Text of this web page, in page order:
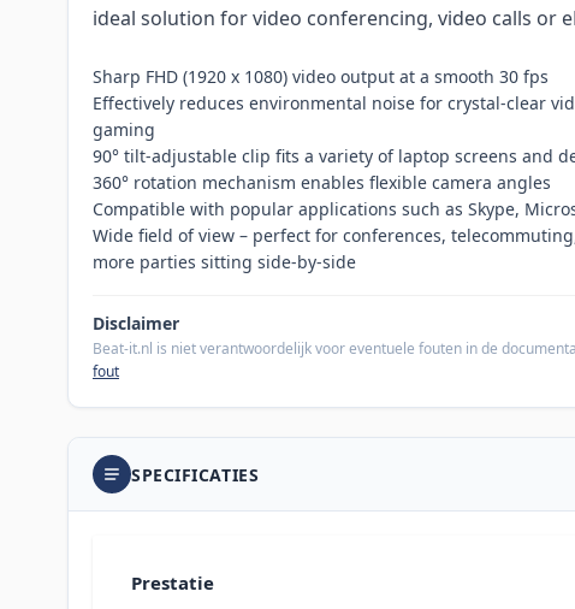
ideal solution for video conferencing, video calls or
Sharp FHD (1920 x 1080) video output at a smooth 30 fps
Effectively reduces environmental noise for crystal-clear
gaming
90° tilt‑adjustable clip fits a variety of laptop screens and
360° rotation mechanism enables flexible camera angles
Compatible with popular applications such as Skype,
Wide field of view – perfect for conferences,
more parties sitting side-by-side
Disclaimer
Beat-it.nl is niet verantwoordelijk voor eventuele fouten in de
fout
SPECIFICATIES
Prestatie